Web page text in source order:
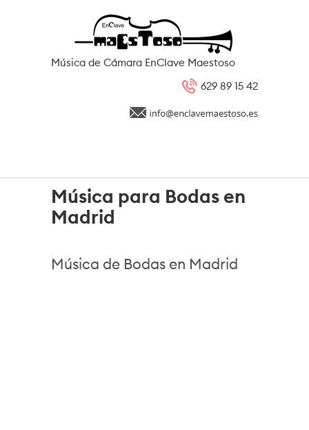
Música de Cámara EnClave Maestoso
629 89 15 42
Música para Bodas en
Madrid
Música de Bodas en Madrid